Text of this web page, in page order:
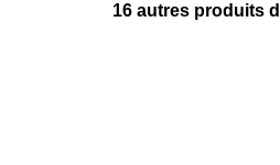
16 autres produits